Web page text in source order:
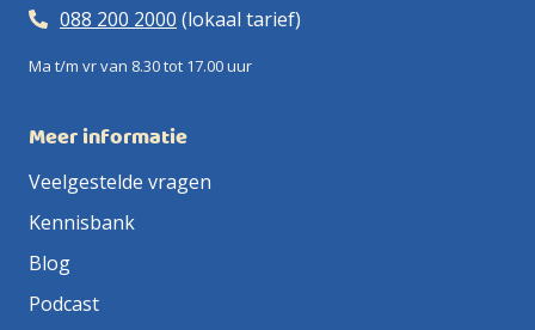
088 200 2000 (lokaal tarief)
Ma t/m vr van 8.30 tot 17.00 uur
Meer informatie
Veelgestelde vragen
Kennisbank
Blog
Podcast